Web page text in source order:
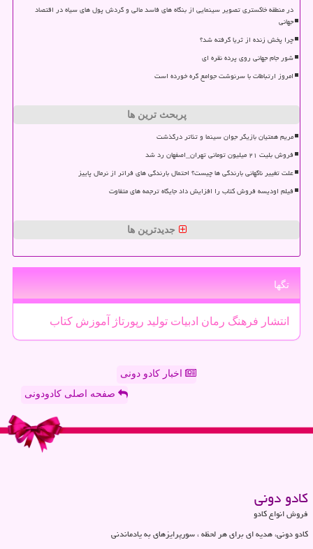
در منطقه خاکستری تصویر سینمایی از بنگاه های فاسد مالی و گردش پول های سیاه در اقتصاد
جهانی
چرا پخش زنده از ثریا گرفته شد؟
شور جام جهانی روی پرده نقره ای
امروز ارتباطات با سرنوشت جوامع گره خورده است
پربحث ترین ها
مریم همتیان بازیگر جوان سینما و تئاتر درگذشت
فروش بلیت ۲۱ میلیون تومانی تهران_اصفهان رد شد
علت تغییر ناگهانی بارندگی ها چیست؟ احتمال بارندگی های فراتر از نرمال پاییز
فیلم اودیسه فروش کتاب را افزایش داد جایگاه ترجمه های متفاوت
جدیدترین ها
تگها
انتشار فرهنگ رمان ادبیات تولید رپورتاژ آموزش كتاب
اخبار کادو دونی
صفحه اصلی کادودونی
كادو دونی
فروش انواع کادو
کادو دونی، هدیه ای برای هر لحظه ، سورپرایزهای به یادماندنی